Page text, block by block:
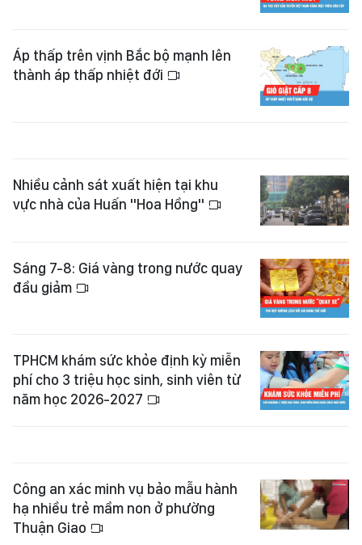
Áp thấp trên vịnh Bắc bộ mạnh lên
thành áp thấp nhiệt đới
Nhiều cảnh sát xuất hiện tại khu
vực nhà của Huấn "Hoa Hồng"
Sáng 7-8: Giá vàng trong nước quay
đầu giảm
TPHCM khám sức khỏe định kỳ miễn
phí cho 3 triệu học sinh, sinh viên từ
năm học 2026-2027
Công an xác minh vụ bảo mẫu hành
hạ nhiều trẻ mầm non ở phường
Thuận Giao